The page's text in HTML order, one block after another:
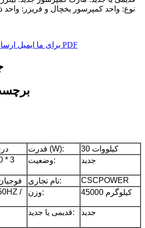
نوع: واحد کمپرسور یخچال و فریزر: واحد
برای ما ایمیل بارگیری بصورت PDF
-10 قدرت (W):
30 کیلووات
* 3
وضعیت: جدید
نام تجاری:
CSCPOWER
/
وزن: 45000 کیلوگرم
قدیمی یا جدید: جدید